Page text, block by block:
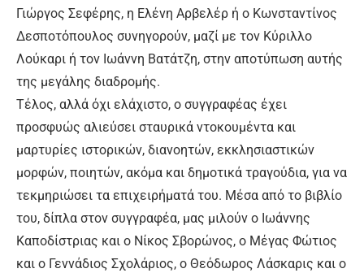
Γιώργος Σεφέρης, η Ελένη Αρβελέρ ή ο Κωνσταντίνος
Δεσποτόπουλος συνηγορούν, μαζί με τον Κύριλλο
Λούκαρι ή τον Ιωάννη Βατάτζη, στην αποτύπωση αυτής
της μεγάλης διαδρομής.
Τέλος, αλλά όχι ελάχιστο, ο συγγραφέας έχει
προσφυώς αλιεύσει σταυρικά ντοκουμέντα και
μαρτυρίες ιστορικών, διανοητών, εκκλησιαστικών
μορφών, ποιητών, ακόμα και δημοτικά τραγούδια, για να
τεκμηριώσει τα επιχειρήματά του. Μέσα από το βιβλίο
του, δίπλα στον συγγραφέα, μας μιλούν ο Ιωάννης
Καποδίστριας και ο Νίκος Σβορώνος, ο Μέγας Φώτιος
και ο Γεννάδιος Σχολάριος, ο Θεόδωρος Λάσκαρις και ο